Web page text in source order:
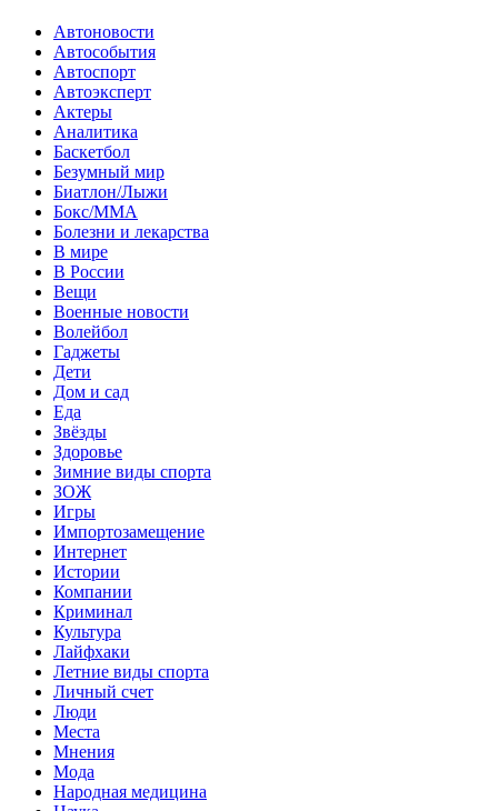
Автоновости
Автособытия
Автоспорт
Автоэксперт
Актеры
Аналитика
Баскетбол
Безумный мир
Биатлон/Лыжи
Бокс/MMA
Болезни и лекарства
В мире
В России
Вещи
Военные новости
Волейбол
Гаджеты
Дети
Дом и сад
Еда
Звёзды
Здоровье
Зимние виды спорта
ЗОЖ
Игры
Импортозамещение
Интернет
Истории
Компании
Криминал
Культура
Лайфхаки
Летние виды спорта
Личный счет
Люди
Места
Мнения
Мода
Народная медицина